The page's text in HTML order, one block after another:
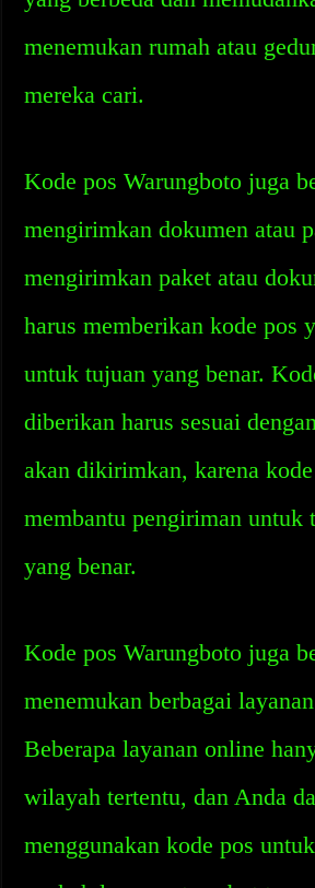
menemukan rumah atau
mereka cari.
Kode pos Warungboto juga
mengirimkan dokumen atau
mengirimkan paket atau
harus memberikan kode pos
untuk tujuan yang benar.
diberikan harus sesuai
akan dikirimkan, karena
membantu pengiriman untuk
yang benar.
Kode pos Warungboto juga
menemukan berbagai
Beberapa layanan online
wilayah tertentu, dan Anda
menggunakan kode pos